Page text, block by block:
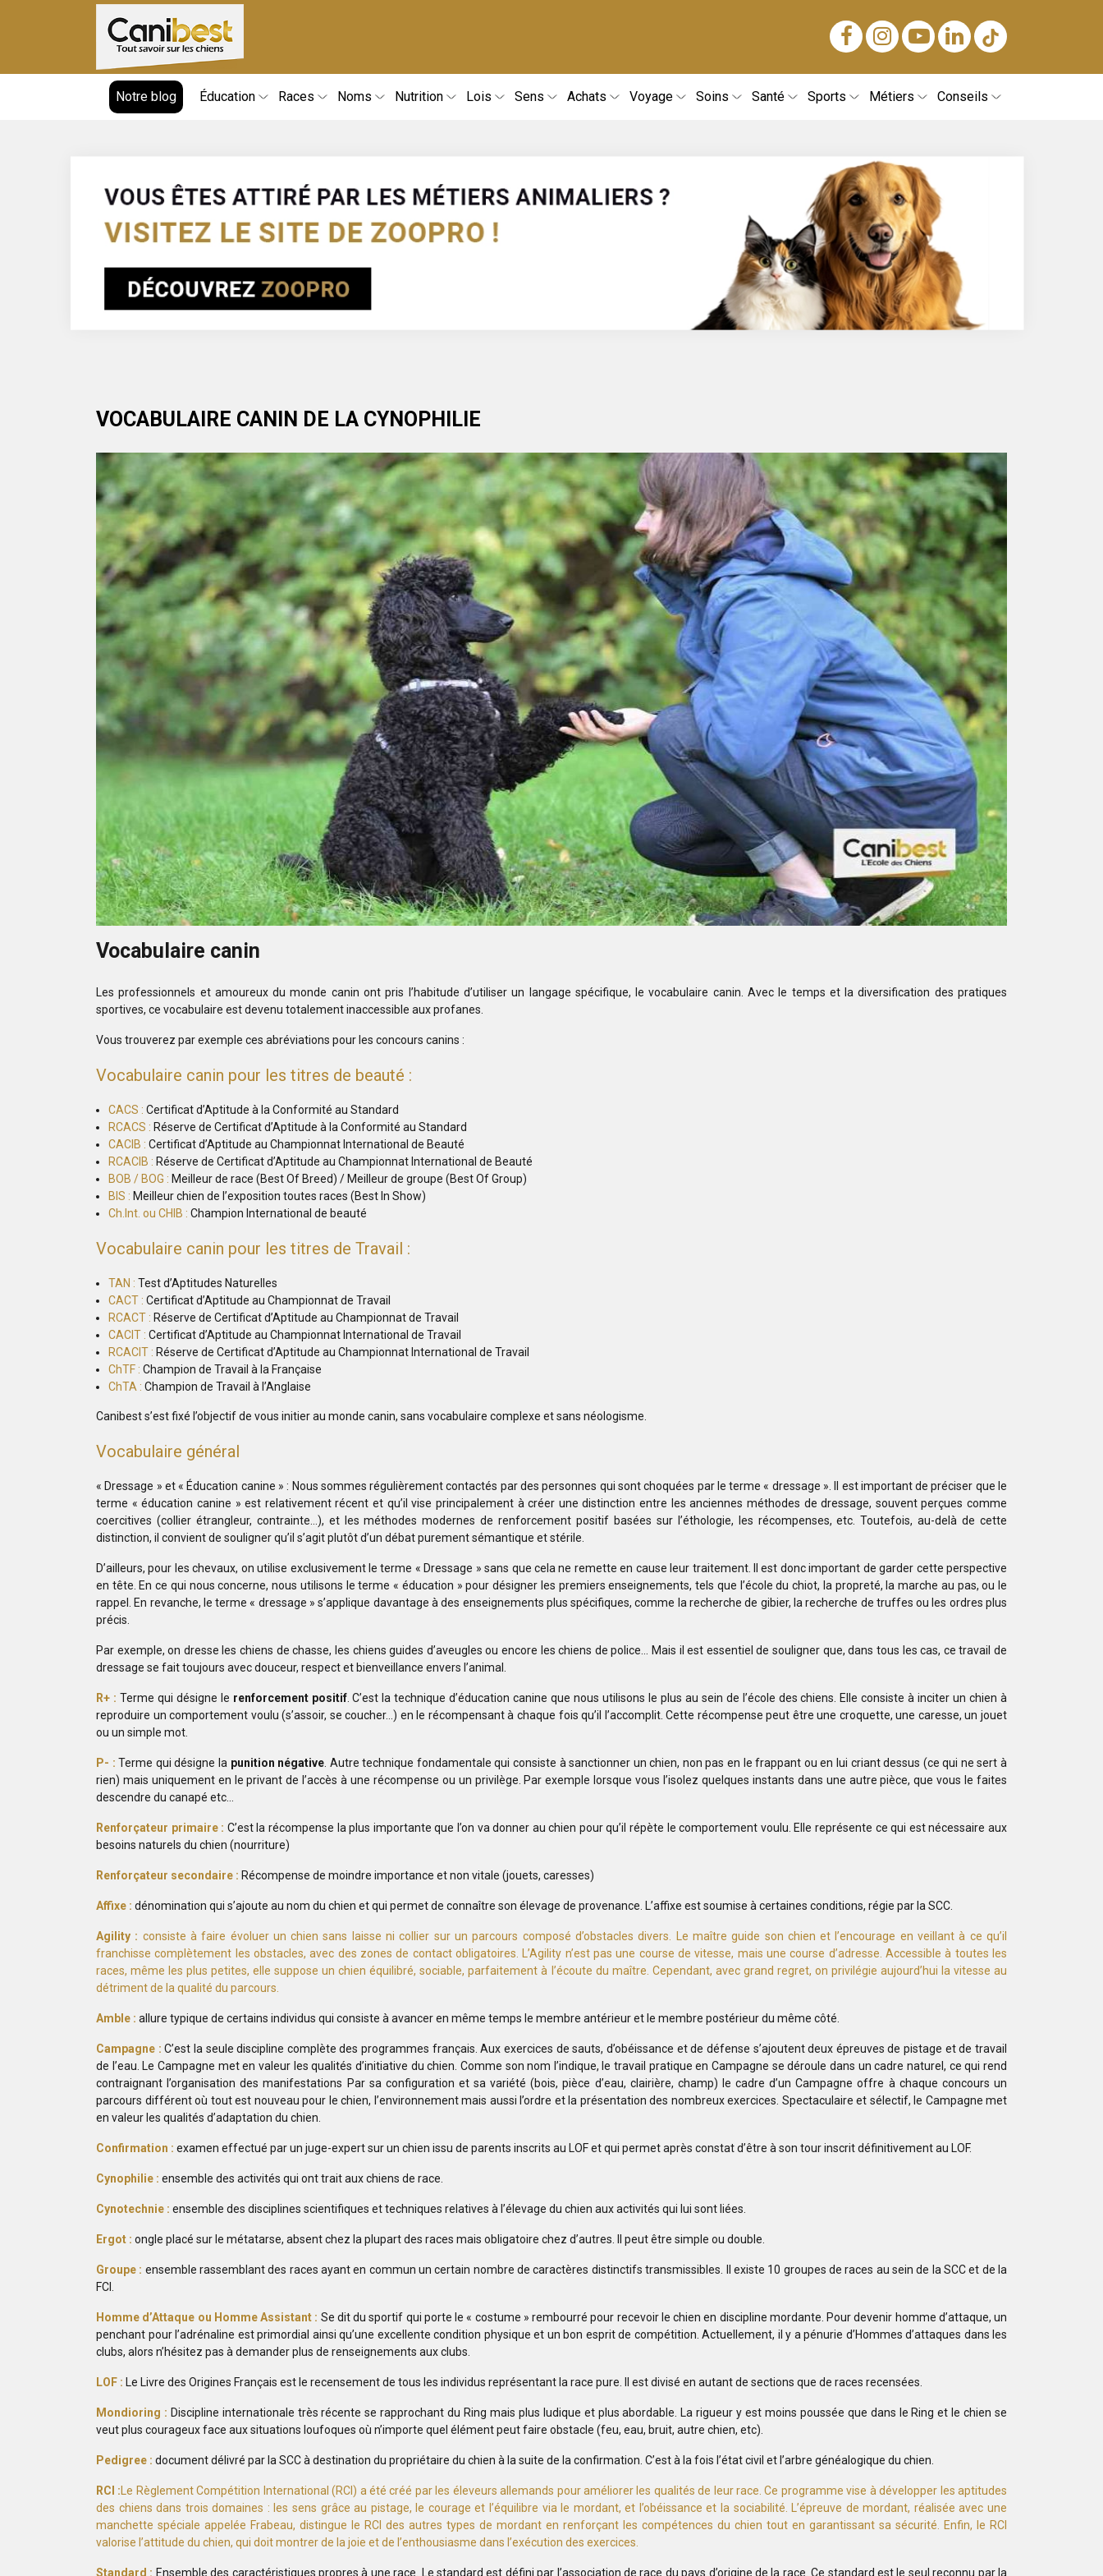
Notre blog Éducation Races Noms Nutrition Lois Sens Achats Voyage Soins Santé Sports Métiers Conseils
VOCABULAIRE CANIN DE LA CYNOPHILIE
Vocabulaire canin
Les professionnels et amoureux du monde canin ont pris l’habitude d’utiliser un langage spécifique, le vocabulaire canin. Avec le temps et la diversification des pratiques
sportives, ce vocabulaire est devenu totalement inaccessible aux profanes.
Vous trouverez par exemple ces abréviations pour les concours canins :
Vocabulaire canin pour les titres de beauté :
CACS : Certificat d’Aptitude à la Conformité au Standard
RCACS : Réserve de Certificat d’Aptitude à la Conformité au Standard
CACIB : Certificat d’Aptitude au Championnat International de Beauté
RCACIB : Réserve de Certificat d’Aptitude au Championnat International de Beauté
BOB / BOG : Meilleur de race (Best Of Breed) / Meilleur de groupe (Best Of Group)
BIS : Meilleur chien de l’exposition toutes races (Best In Show)
Ch.Int. ou CHIB : Champion International de beauté
Vocabulaire canin pour les titres de Travail :
TAN : Test d’Aptitudes Naturelles
CACT : Certificat d’Aptitude au Championnat de Travail
RCACT : Réserve de Certificat d’Aptitude au Championnat de Travail
CACIT : Certificat d’Aptitude au Championnat International de Travail
RCACIT : Réserve de Certificat d’Aptitude au Championnat International de Travail
ChTF : Champion de Travail à la Française
ChTA : Champion de Travail à l’Anglaise
Canibest s’est fixé l’objectif de vous initier au monde canin, sans vocabulaire complexe et sans néologisme.
Vocabulaire général
« Dressage » et « Éducation canine » : Nous sommes régulièrement contactés par des personnes qui sont choquées par le terme « dressage ». Il est important de préciser que le
terme « éducation canine » est relativement récent et qu’il vise principalement à créer une distinction entre les anciennes méthodes de dressage, souvent perçues comme
coercitives (collier étrangleur, contrainte…), et les méthodes modernes de renforcement positif basées sur l’éthologie, les récompenses, etc. Toutefois, au-delà de cette
distinction, il convient de souligner qu’il s’agit plutôt d’un débat purement sémantique et stérile.
D’ailleurs, pour les chevaux, on utilise exclusivement le terme « Dressage » sans que cela ne remette en cause leur traitement. Il est donc important de garder cette perspective
en tête. En ce qui nous concerne, nous utilisons le terme « éducation » pour désigner les premiers enseignements, tels que l’école du chiot, la propreté, la marche au pas, ou le
rappel. En revanche, le terme « dressage » s’applique davantage à des enseignements plus spécifiques, comme la recherche de gibier, la recherche de truffes ou les ordres plus
précis.
Par exemple, on dresse les chiens de chasse, les chiens guides d’aveugles ou encore les chiens de police… Mais il est essentiel de souligner que, dans tous les cas, ce travail de
dressage se fait toujours avec douceur, respect et bienveillance envers l’animal.
R+ : Terme qui désigne le renforcement positif. C’est la technique d’éducation canine que nous utilisons le plus au sein de l’école des chiens. Elle consiste à inciter un chien à
reproduire un comportement voulu (s’assoir, se coucher…) en le récompensant à chaque fois qu’il l’accomplit. Cette récompense peut être une croquette, une caresse, un jouet
ou un simple mot.
P- : Terme qui désigne la punition négative . Autre technique fondamentale qui consiste à sanctionner un chien, non pas en le frappant ou en lui criant dessus (ce qui ne sert à
rien) mais uniquement en le privant de l’accès à une récompense ou un privilège. Par exemple lorsque vous l’isolez quelques instants dans une autre pièce, que vous le faites
descendre du canapé etc…
Renforçateur primaire : C’est la récompense la plus importante que l’on va donner au chien pour qu’il répète le comportement voulu. Elle représente ce qui est nécessaire aux
besoins naturels du chien (nourriture)
Renforçateur secondaire : Récompense de moindre importance et non vitale (jouets, caresses)
Affixe : dénomination qui s’ajoute au nom du chien et qui permet de connaître son élevage de provenance. L’affixe est soumise à certaines conditions, régie par la SCC.
Agility : consiste à faire évoluer un chien sans laisse ni collier sur un parcours composé d’obstacles divers. Le maître guide son chien et l’encourage en veillant à ce qu’il
franchisse complètement les obstacles, avec des zones de contact obligatoires. L’Agility n’est pas une course de vitesse, mais une course d’adresse. Accessible à toutes les
races, même les plus petites, elle suppose un chien équilibré, sociable, parfaitement à l’écoute du maître. Cependant, avec grand regret, on privilégie aujourd’hui la vitesse au
détriment de la qualité du parcours.
Amble : allure typique de certains individus qui consiste à avancer en même temps le membre antérieur et le membre postérieur du même côté.
Campagne : C’est la seule discipline complète des programmes français. Aux exercices de sauts, d’obéissance et de défense s’ajoutent deux épreuves de pistage et de travail
de l’eau. Le Campagne met en valeur les qualités d’initiative du chien. Comme son nom l’indique, le travail pratique en Campagne se déroule dans un cadre naturel, ce qui rend
contraignant l’organisation des manifestations Par sa configuration et sa variété (bois, pièce d’eau, clairière, champ) le cadre d’un Campagne offre à chaque concours un
parcours différent où tout est nouveau pour le chien, l’environnement mais aussi l’ordre et la présentation des nombreux exercices. Spectaculaire et sélectif, le Campagne met
en valeur les qualités d’adaptation du chien.
Confirmation : examen effectué par un juge-expert sur un chien issu de parents inscrits au LOF et qui permet après constat d’être à son tour inscrit définitivement au LOF.
Cynophilie : ensemble des activités qui ont trait aux chiens de race.
Cynotechnie : ensemble des disciplines scientifiques et techniques relatives à l’élevage du chien aux activités qui lui sont liées.
Ergot : ongle placé sur le métatarse, absent chez la plupart des races mais obligatoire chez d’autres. Il peut être simple ou double.
Groupe : ensemble rassemblant des races ayant en commun un certain nombre de caractères distinctifs transmissibles. Il existe 10 groupes de races au sein de la SCC et de la
FCI.
Homme d’Attaque ou Homme Assistant : Se dit du sportif qui porte le « costume » rembourré pour recevoir le chien en discipline mordante. Pour devenir homme d’attaque, un
penchant pour l’adrénaline est primordial ainsi qu’une excellente condition physique et un bon esprit de compétition. Actuellement, il y a pénurie d’Hommes d’attaques dans les
clubs, alors n’hésitez pas à demander plus de renseignements aux clubs.
LOF : Le Livre des Origines Français est le recensement de tous les individus représentant la race pure. Il est divisé en autant de sections que de races recensées.
Mondioring : Discipline internationale très récente se rapprochant du Ring mais plus ludique et plus abordable. La rigueur y est moins poussée que dans le Ring et le chien se
veut plus courageux face aux situations loufoques où n’importe quel élément peut faire obstacle (feu, eau, bruit, autre chien, etc).
Pedigree : document délivré par la SCC à destination du propriétaire du chien à la suite de la confirmation. C’est à la fois l’état civil et l’arbre généalogique du chien.
RCI :Le Règlement Compétition International (RCI) a été créé par les éleveurs allemands pour améliorer les qualités de leur race. Ce programme vise à développer les aptitudes
des chiens dans trois domaines : les sens grâce au pistage, le courage et l’équilibre via le mordant, et l’obéissance et la sociabilité. L’épreuve de mordant, réalisée avec une
manchette spéciale appelée Frabeau, distingue le RCI des autres types de mordant en renforçant les compétences du chien tout en garantissant sa sécurité. Enfin, le RCI
valorise l’attitude du chien, qui doit montrer de la joie et de l’enthousiasme dans l’exécution des exercices.
Standard : Ensemble des caractéristiques propres à une race. Le standard est défini par l’association de race du pays d’origine de la race. Ce standard est le seul reconnu par la